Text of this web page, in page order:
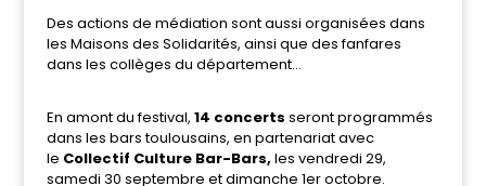
Des actions de médiation sont aussi organisées dans
les Maisons des Solidarités, ainsi que des fanfares
dans les collèges du département…
En amont du festival, 14 concerts seront programmés
dans les bars toulousains, en partenariat avec
le Collectif Culture Bar-Bars, les vendredi 29,
samedi 30 septembre et dimanche 1er octobre.